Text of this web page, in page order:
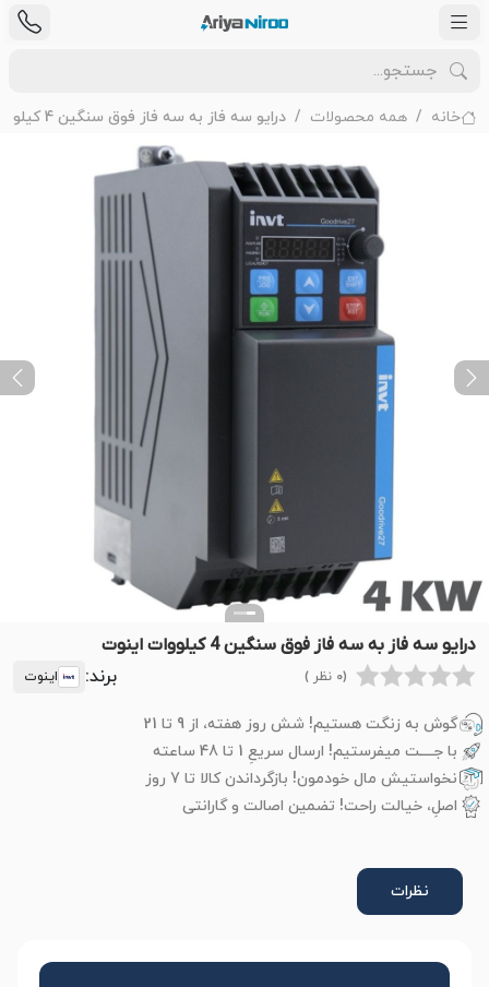
خانه همه محصولات درایو سه فاز به سه فاز فوق سنگین 4 کیلووات اینوت
Previous
درایو سه فاز به سه فاز فوق سنگین 4 کیلووات اینوت
(0 نظر ) برند: اینوت
گوش به زنگت هستیم! شش روز هفته، از 9 تا 21
با جــــت میفرستیم! ارسال سریعِ 1 تا 48 ساعته
نخواستیش مال خودمون! بازگرداندن کالا تا 7 روز
اصلِ، خیالت راحت! تضمین اصالت و گارانتی
نظرات